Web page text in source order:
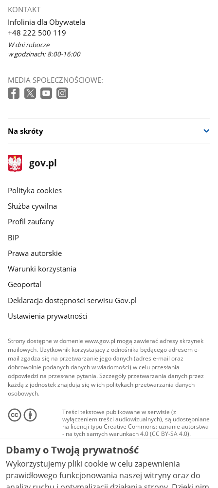
KONTAKT
Infolinia dla Obywatela
+48 222 500 119
W dni robocze
w godzinach: 8:00-16:00
MEDIA SPOŁECZNOŚCIOWE:
Na skróty
stopka
gov.pl
Strona
gov.pl
gov.pl
Polityka cookies
Służba cywilna
Profil zaufany
BIP
Prawa autorskie
Warunki korzystania
Geoportal
Deklaracja dostępności serwisu Gov.pl
Ustawienia prywatności
Strony dostępne w domenie www.gov.pl mogą zawierać adresy skrzynek
mailowych. Użytkownik korzystający z odnośnika będącego adresem e-
mail zgadza się na przetwarzanie jego danych (adres e-mail oraz
dobrowolnie podanych danych w wiadomości) w celu przesłania
odpowiedzi na przesłane pytania. Szczegóły przetwarzania danych przez
każdą z jednostek znajdują się w ich politykach przetwarzania danych
osobowych.
Treści tekstowe publikowane w serwisie (z
wyłączeniem treści audiowizualnych), są udostępniane
na licencji typu Creative Commons: uznanie autorstwa
- na tych samych warunkach 4.0 (CC BY-SA 4.0).
Materiały audiowizualne, w tym zdjęcia, materiały
audio i wideo, są udostępniane na licencji typu
Creative Commons: uznanie autorstwa użycie
niekomercyjne - bez utworów zależnych 4.0 (CC BY-
NC-ND 4.0), o ile nie jest to stwierdzone inaczej.
Dbamy o Twoją prywatność
Wykorzystujemy pliki cookie w celu zapewnienia
prawidłowego funkcjonowania naszej witryny oraz do